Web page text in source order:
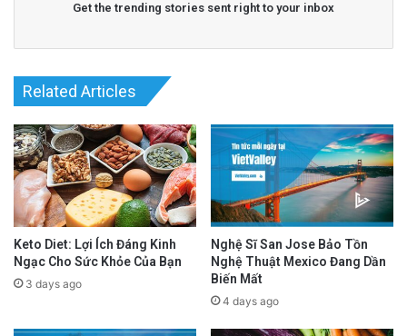
Get the trending stories sent right to your inbox
Related Articles
Keto Diet: Lợi Ích Đáng Kinh
Ngạc Cho Sức Khỏe Của Bạn
3 days ago
Nghệ Sĩ San Jose Bảo Tồn
Nghệ Thuật Mexico Đang Dần
Biến Mất
4 days ago